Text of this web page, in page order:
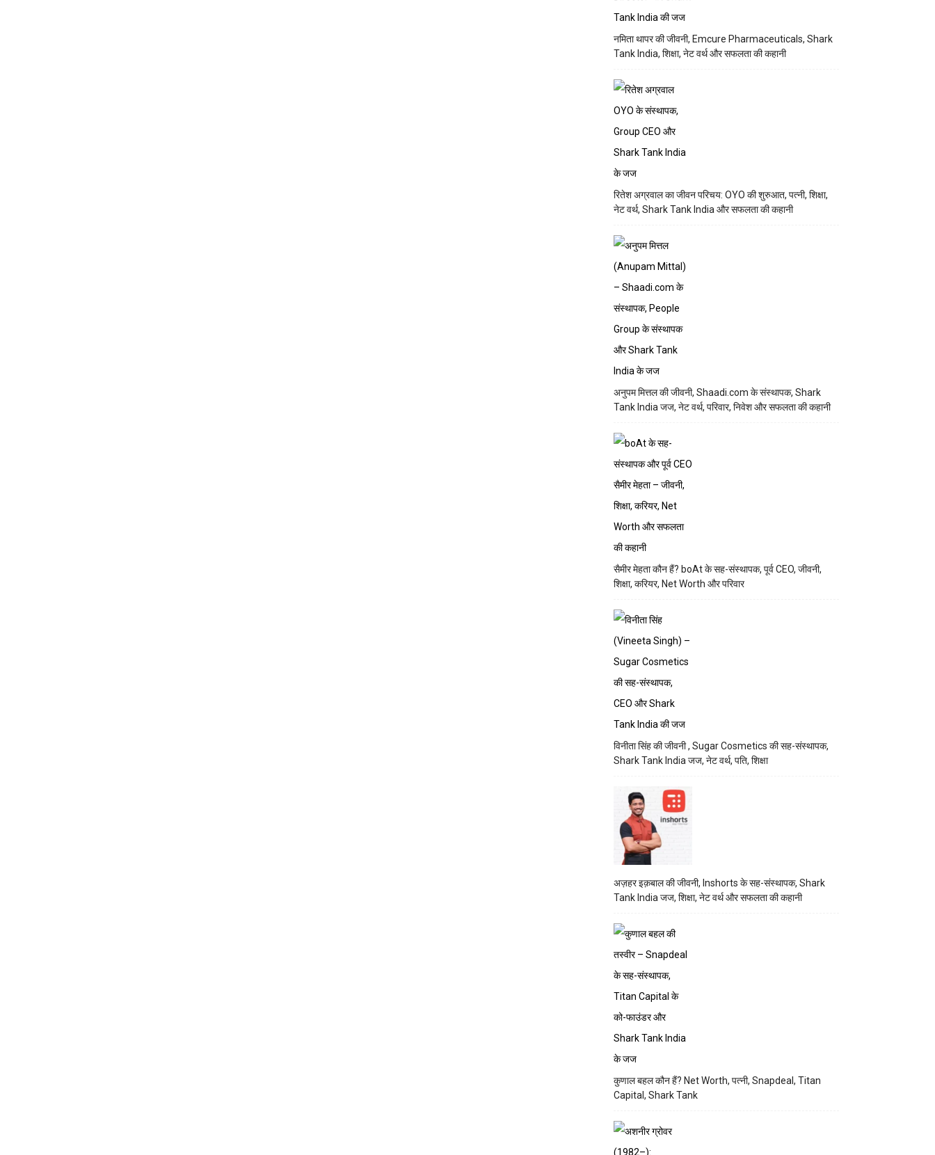
नमिता थापर की जीवनी, Emcure Pharmaceuticals, Shark
Tank India, शिक्षा, नेट वर्थ और सफलता की कहानी
रितेश अग्रवाल का जीवन परिचय: OYO की शुरुआत, पत्नी, शिक्षा,
नेट वर्थ, Shark Tank India और सफलता की कहानी
अनुपम मित्तल की जीवनी, Shaadi.com के संस्थापक, Shark
Tank India जज, नेट वर्थ, परिवार, निवेश और सफलता की कहानी
सैमीर मेहता कौन हैं? boAt के सह-संस्थापक, पूर्व CEO, जीवनी,
शिक्षा, करियर, Net Worth और परिवार
विनीता सिंह की जीवनी , Sugar Cosmetics की सह-संस्थापक,
Shark Tank India जज, नेट वर्थ, पति, शिक्षा
अज़हर इक़बाल की जीवनी, Inshorts के सह-संस्थापक, Shark
Tank India जज, शिक्षा, नेट वर्थ और सफलता की कहानी
कुणाल बहल कौन हैं? Net Worth, पत्नी, Snapdeal, Titan
Capital, Shark Tank